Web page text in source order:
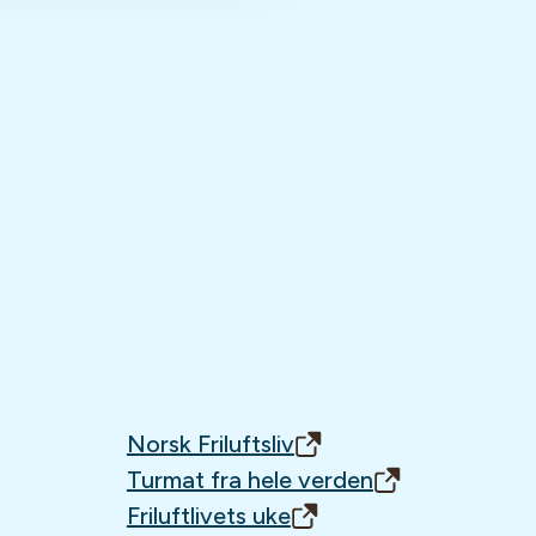
Norsk Friluftsliv
Turmat fra hele verden
Friluftlivets uke